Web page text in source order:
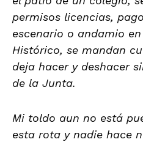
permisos licencias,
escenario o andamio
Histórico, se mandan
deja hacer y deshacer
de la Junta.
Mi toldo aun no está
esta rota y nadie hace